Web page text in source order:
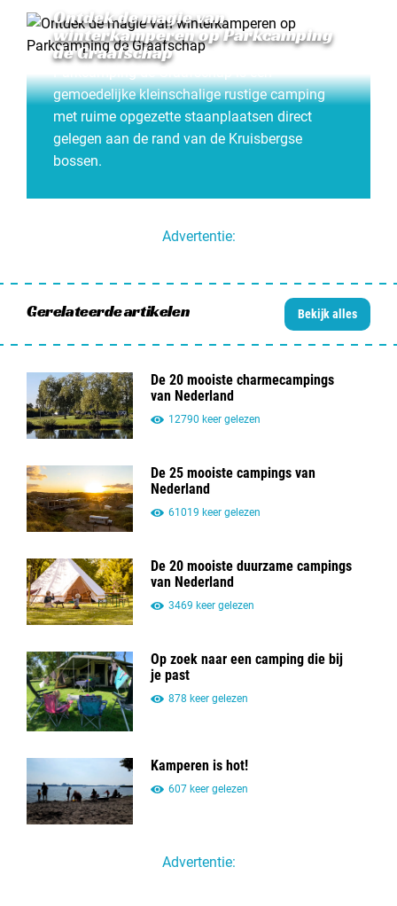
Ontdek de magie van
winterkamperen op Parkcamping
de Graafschap
gemoedelijke kleinschalige rustige camping
met ruime opgezette staanplaatsen direct
gelegen aan de rand van de Kruisbergse
bossen.
Advertentie:
Gerelateerde artikelen Bekijk alles
De 20 mooiste charmecampings
van Nederland
12790 keer gelezen
De 25 mooiste campings van
Nederland
61019 keer gelezen
De 20 mooiste duurzame campings
van Nederland
3469 keer gelezen
Op zoek naar een camping die bij
je past
878 keer gelezen
Kamperen is hot!
607 keer gelezen
Advertentie: